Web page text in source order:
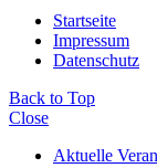
Startseite
Impressum
Datenschutz
Back to Top
Close
Aktuelle